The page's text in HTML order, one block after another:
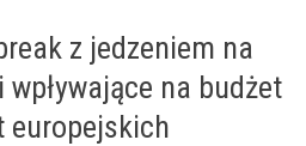
z jedzeniem na
na budżet
europejskich